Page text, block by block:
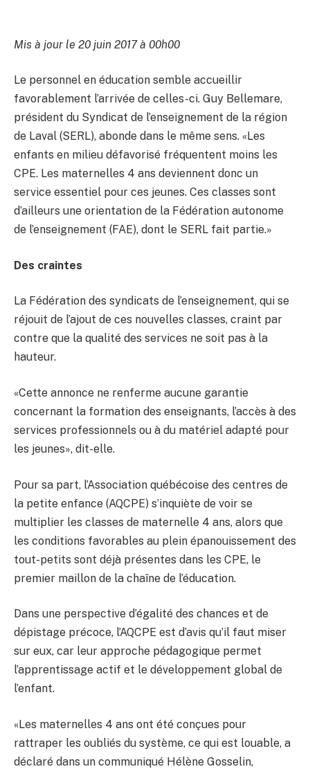
Mis à jour le 20 juin 2017 à 00h00
Le personnel en éducation semble accueillir
favorablement l’arrivée de celles-ci. Guy Bellemare,
président du Syndicat de l’enseignement de la région
de Laval (SERL), abonde dans le même sens. «Les
enfants en milieu défavorisé fréquentent moins les
CPE. Les maternelles 4 ans deviennent donc un
service essentiel pour ces jeunes. Ces classes sont
d’ailleurs une orientation de la Fédération autonome
de l’enseignement (FAE), dont le SERL fait partie.»
Des craintes
La Fédération des syndicats de l’enseignement, qui se
réjouit de l’ajout de ces nouvelles classes, craint par
contre que la qualité des services ne soit pas à la
hauteur.
«Cette annonce ne renferme aucune garantie
concernant la formation des enseignants, l’accès à des
services professionnels ou à du matériel adapté pour
les jeunes», dit-elle.
Pour sa part, l’Association québécoise des centres de
la petite enfance (AQCPE) s’inquiète de voir se
multiplier les classes de maternelle 4 ans, alors que
les conditions favorables au plein épanouissement des
tout-petits sont déjà présentes dans les CPE, le
premier maillon de la chaîne de l’éducation.
Dans une perspective d’égalité des chances et de
dépistage précoce, l’AQCPE est d’avis qu’il faut miser
sur eux, car leur approche pédagogique permet
l’apprentissage actif et le développement global de
l’enfant.
«Les maternelles 4 ans ont été conçues pour
rattraper les oubliés du système, ce qui est louable, a
déclaré dans un communiqué Hélène Gosselin,